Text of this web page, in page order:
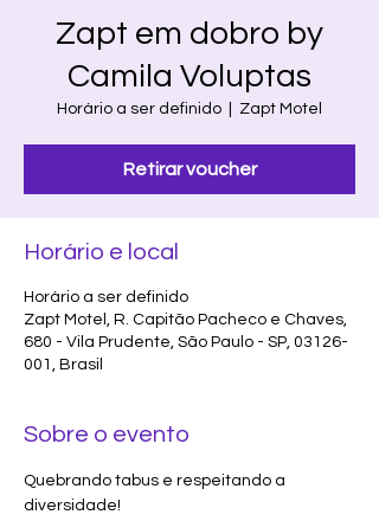
Zapt em dobro by
Camila Voluptas
Horário a ser definido Zapt Motel
Retirar voucher
Horário e local
Horário a ser definido
Zapt Motel, R. Capitão Pacheco e Chaves,
680 - Vila Prudente, São Paulo - SP, 03126-
001, Brasil
Sobre o evento
Quebrando tabus e respeitando a
diversidade!